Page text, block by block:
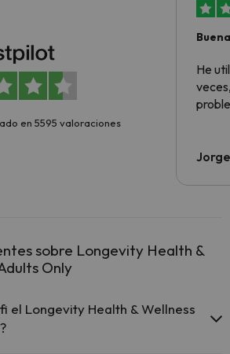
en 5595 valoraciones
He
sobre Longevity Health &
Only
el Longevity Health & Wellness